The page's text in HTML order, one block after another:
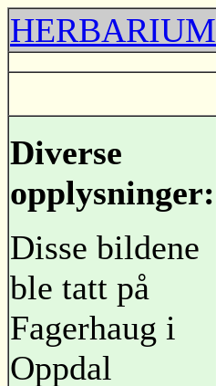
HERBARIUM
Diverse
opplysninger:
Disse bildene
ble tatt på
Fagerhaug i
Oppdal